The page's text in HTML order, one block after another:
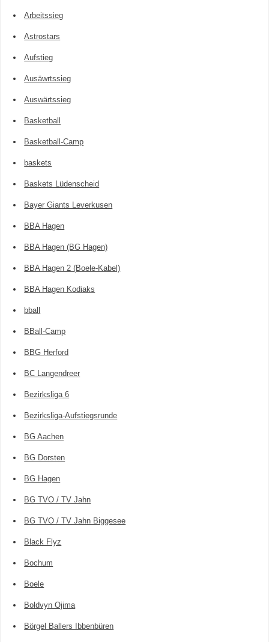
Arbeitssieg
Astrostars
Aufstieg
Ausäwrtssieg
Auswärtssieg
Basketball
Basketball-Camp
baskets
Baskets Lüdenscheid
Bayer Giants Leverkusen
BBA Hagen
BBA Hagen (BG Hagen)
BBA Hagen 2 (Boele-Kabel)
BBA Hagen Kodiaks
bball
BBall-Camp
BBG Herford
BC Langendreer
Bezirksliga 6
Bezirksliga-Aufstiegsrunde
BG Aachen
BG Dorsten
BG Hagen
BG TVO / TV Jahn
BG TVO / TV Jahn Biggesee
Black Flyz
Bochum
Boele
Boldvyn Ojima
Börgel Ballers Ibbenbüren